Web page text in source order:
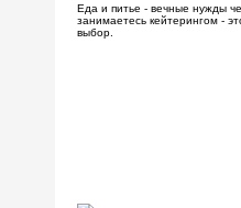
Еда и питье - вечные нужды
занимаетесь кейтерингом -
выбор.